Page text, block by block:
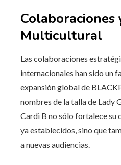
Colaboraciones
Multicultural
Las colaboraciones
internacionales han sido un
expansión global de
nombres de la talla de Lady
Cardi B no sólo fortalece su
ya establecidos, sino que
a nuevas audiencias.